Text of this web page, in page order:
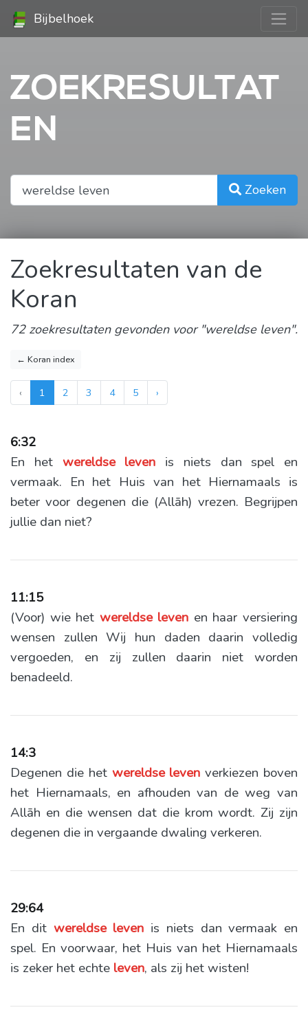
Bijbelhoek
ZOEKRESULTAT
EN
Zoeken
Zoekresultaten van de
Koran
72 zoekresultaten gevonden voor "wereldse leven".
← Koran index
‹ 1 2 3 4 5 ›
6:32
En het wereldse leven is niets dan spel en
vermaak. En het Huis van het Hiernamaals is
beter voor degenen die (Allāh) vrezen. Begrijpen
jullie dan niet?
11:15
(Voor) wie het wereldse leven en haar versiering
wensen zullen Wij hun daden daarin volledig
vergoeden, en zij zullen daarin niet worden
benadeeld.
14:3
Degenen die het wereldse leven verkiezen boven
het Hiernamaals, en afhouden van de weg van
Allāh en die wensen dat die krom wordt. Zij zijn
degenen die in vergaande dwaling verkeren.
29:64
En dit wereldse leven is niets dan vermaak en
spel. En voorwaar, het Huis van het Hiernamaals
is zeker het echte leven, als zij het wisten!